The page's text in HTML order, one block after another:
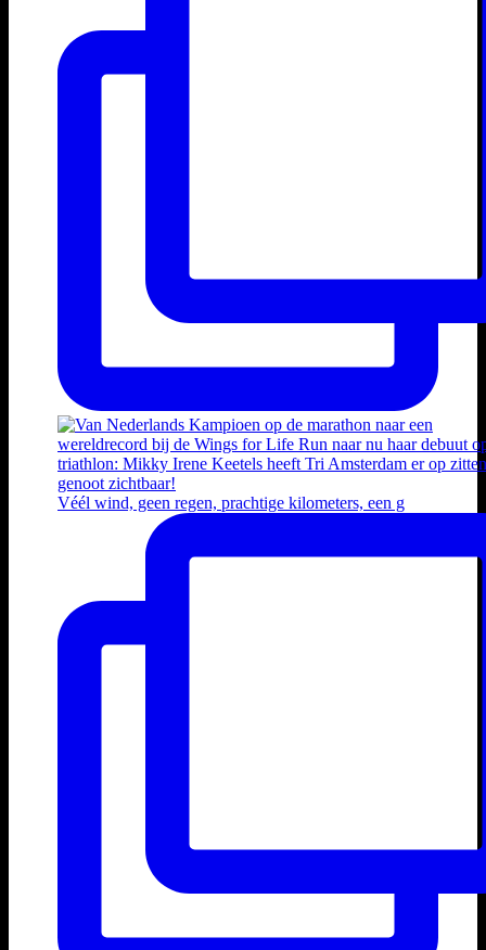
Véél wind, geen regen, prachtige kilometers, een g